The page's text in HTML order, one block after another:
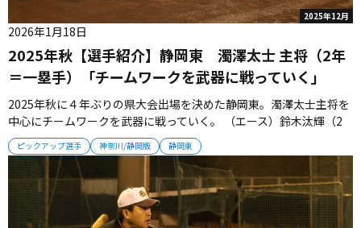
2025年12月
ピックアップ選手 神奈川/静岡版 静岡東
2025年秋【選手紹介】静岡東 濁澤太士 主将（2年
＝一塁手）「チームワークを武器に戦っていく」
2026年1月18日
2025年秋に４年ぶりの県大会出場を決めた静岡東。濁澤太士主将を
中心にチームワークを武器に戦っていく。 （エース）鈴木汰輝（2
年）130キロ中盤のストレートで16強以上を狙う 伸び盛りの本格
派右腕だ。高校入学時、110キロだったストレートの球速は130キロ
台の中盤までアップした。しかも、コントロールが良く、低めを丁
寧に...